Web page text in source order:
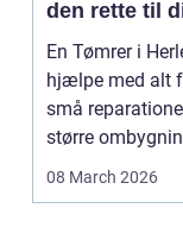
den rette til
projekt
En Tømrer i
hjælpe med alt
små
større
tilbygninger. N...
08 March 2026